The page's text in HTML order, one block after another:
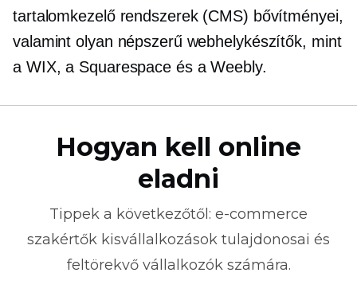
tartalomkezelő rendszerek (CMS) bővítményei,
valamint olyan népszerű webhelykészítők, mint
a WIX, a Squarespace és a Weebly.
Hogyan kell online
eladni
Tippek a következőtől: e-commerce
szakértők kisvállalkozások tulajdonosai és
feltörekvő vállalkozók számára.